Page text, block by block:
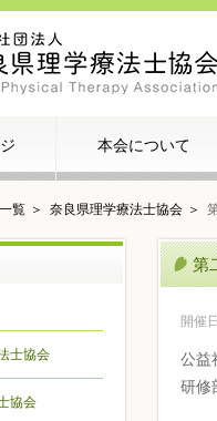
本会について
覧 奈良県理学療法士協会
第
開催
公益
研
士協会
協会